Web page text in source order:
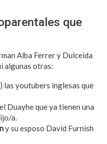
que
Alba Ferrer y Dulceida
algunas otras:
las youtubers inglesas que
Duayhe que ya tienen una
a.
y su esposo David Furnish